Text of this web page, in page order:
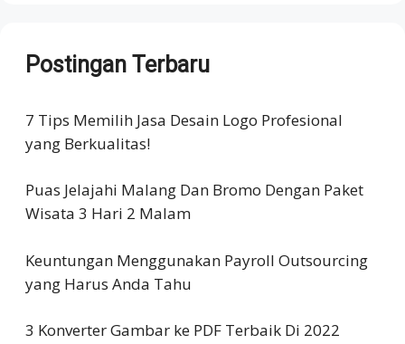
Postingan Terbaru
7 Tips Memilih Jasa Desain Logo Profesional
yang Berkualitas!
Puas Jelajahi Malang Dan Bromo Dengan Paket
Wisata 3 Hari 2 Malam
Keuntungan Menggunakan Payroll Outsourcing
yang Harus Anda Tahu
3 Konverter Gambar ke PDF Terbaik Di 2022